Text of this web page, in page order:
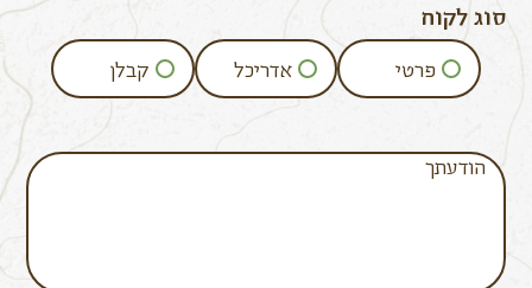
סוג לקוח
פרטי אדריכל קבלן